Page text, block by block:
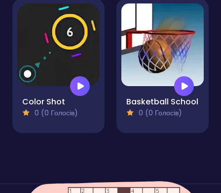
Color Shot
0 (0 Голосів)
Basketball School
0 (0 Голосів)